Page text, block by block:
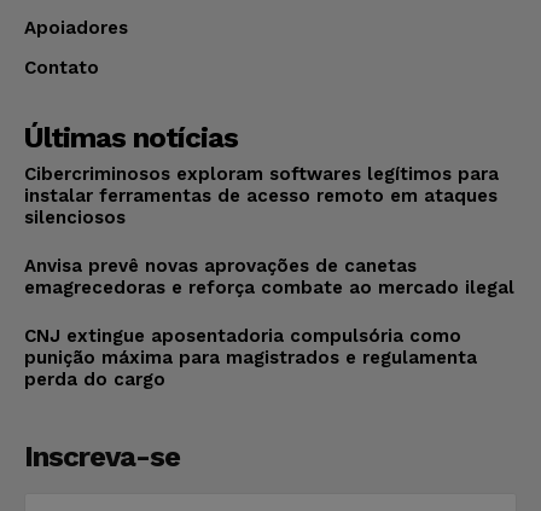
Apoiadores
Contato
Últimas notícias
Cibercriminosos exploram softwares legítimos para
instalar ferramentas de acesso remoto em ataques
silenciosos
Anvisa prevê novas aprovações de canetas
emagrecedoras e reforça combate ao mercado ilegal
CNJ extingue aposentadoria compulsória como
punição máxima para magistrados e regulamenta
perda do cargo
Inscreva-se